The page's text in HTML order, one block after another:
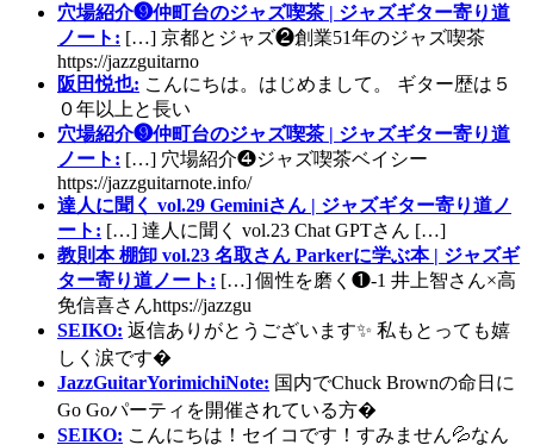
穴場紹介❾仲町台のジャズ喫茶 | ジャズギター寄り道
ノート: […] 京都とジャズ❷創業51年のジャズ喫茶
https://jazzguitarno
阪田悦也: こんにちは。はじめまして。 ギター歴は５
０年以上と長い
穴場紹介❾仲町台のジャズ喫茶 | ジャズギター寄り道
ノート: […] 穴場紹介❹ジャズ喫茶ベイシー
https://jazzguitarnote.info/
達人に聞く vol.29 Geminiさん | ジャズギター寄り道ノ
ート: […] 達人に聞く vol.23 Chat GPTさん […]
教則本 棚卸 vol.23 名取さん Parkerに学ぶ本 | ジャズギ
ター寄り道ノート: […] 個性を磨く❶-1 井上智さん×高
免信喜さんhttps://jazzgu
SEIKO: 返信ありがとうございます✨ 私もとっても嬉
しく涙です�
JazzGuitarYorimichiNote: 国内でChuck Brownの命日に
Go Goパーティを開催されている方�
SEIKO: こんにちは！セイコです！すみません💦なん